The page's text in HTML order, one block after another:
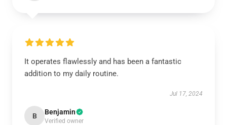
It operates flawlessly and has been a fantastic
addition to my daily routine.
Jul 17, 2024
B Benjamin
Verified owner